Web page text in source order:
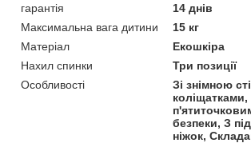
гарантія
14 днів
Максимальна вага дитини
15 кг
Матеріал
Екошкіра
Нахил спинки
Три позиції
Особливості
Зі знімною
коліщатками,
безпеки, З
ніжок,